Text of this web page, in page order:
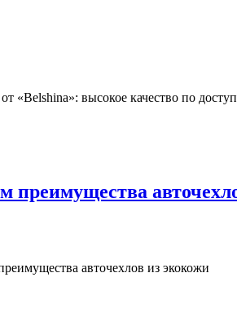
«Belshina»: высокое качество по
преимущества
авточехлов из экокожи